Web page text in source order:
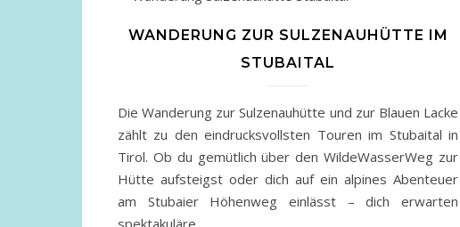
WANDERUNG ZUR SULZENAUHÜTTE IM
STUBAITAL
Die Wanderung zur Sulzenauhütte und zur Blauen Lacke
zählt zu den eindrucksvollsten Touren im Stubaital in
Tirol. Ob du gemütlich über den WildeWasserWeg zur
Hütte aufsteigst oder dich auf ein alpines Abenteuer
am Stubaier Höhenweg einlässt – dich erwarten
spektakuläre…